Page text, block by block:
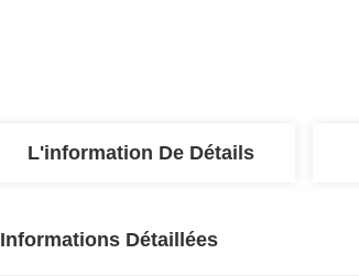
L'information De Détails
Informations Détaillées